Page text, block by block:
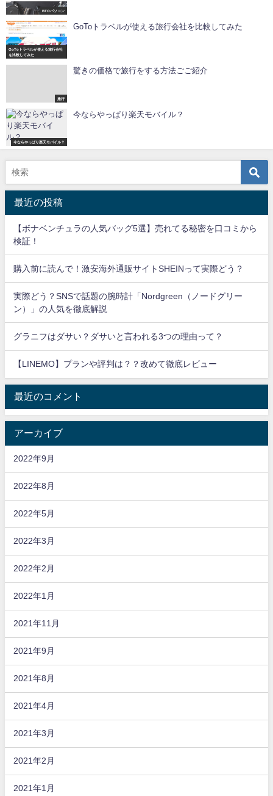
BTOパソコン
GoToトラベルが使える旅行会社
を比較してみた
GoToトラベルが使える旅行会社を比較してみた
旅行
驚きの価格で旅行をする方法ごご紹介
今ならやっぱり楽天モバイル？
今ならやっぱり楽天モバイル？
最近の投稿
【ボナベンチュラの人気バッグ5選】売れてる秘密を口コミから
検証！
購入前に読んで！激安海外通販サイトSHEINって実際どう？
実際どう？SNSで話題の腕時計「Nordgreen（ノードグリー
ン）」の人気を徹底解説
グラニフはダサい？ダサいと言われる3つの理由って？
【LINEMO】プランや評判は？？改めて徹底レビュー
最近のコメント
アーカイブ
2022年9月
2022年8月
2022年5月
2022年3月
2022年2月
2022年1月
2021年11月
2021年9月
2021年8月
2021年4月
2021年3月
2021年2月
2021年1月